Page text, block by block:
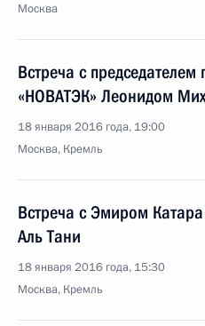
Москва
Встреча с
«НОВАТЭК» Леонидом
18 января 2016 года, 19:00
Москва, Кремль
Встреча с Эмиром
Аль Тани
18 января 2016 года, 15:30
Москва, Кремль